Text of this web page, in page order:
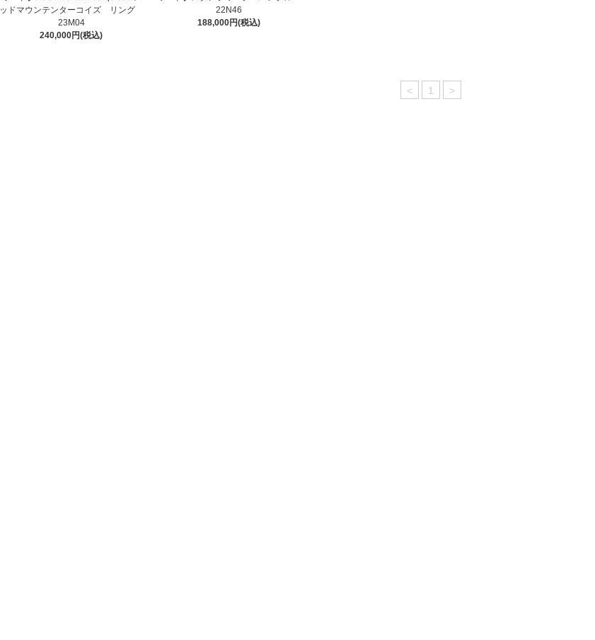
ッドマウンテンターコイズ リング
23M04
240,000円(税込)
22N46
188,000円(税込)
< 1 >